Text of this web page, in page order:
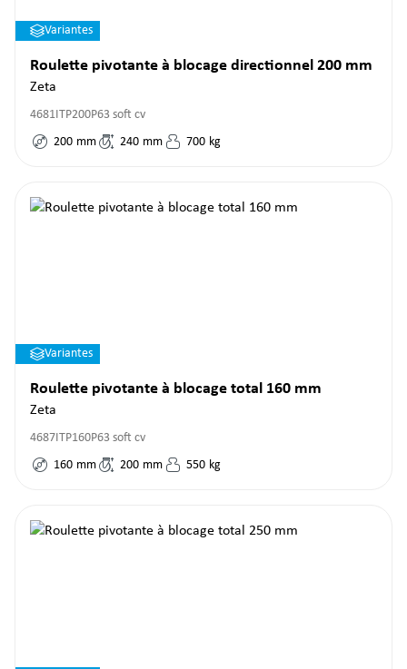
Variantes
Roulette pivotante à blocage directionnel 200 mm
Zeta
4681ITP200P63 soft cv
200 mm 240 mm 700 kg
Variantes
Roulette pivotante à blocage total 160 mm
Zeta
4687ITP160P63 soft cv
160 mm 200 mm 550 kg